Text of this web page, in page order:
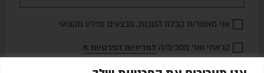
אני מאשר/ת קבלת הטבות, מבצעים ומידע מקצועי
קראתי ואני מסכימ/ה למדיניות הפרטיות